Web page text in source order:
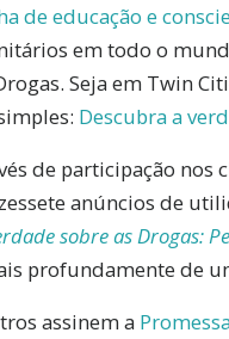
de educação e
em todo o
Seja em Twin
Descubra a
de participação nos
anúncios de
sobre as Drogas:
profundamente de
assinem a